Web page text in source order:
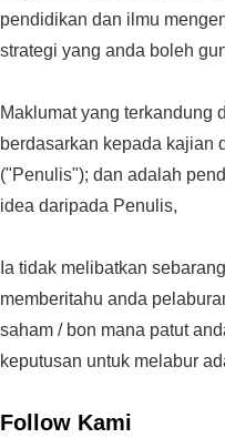
pendidikan dan ilmu
strategi yang anda boleh
Maklumat yang terkandung
berdasarkan kepada kajian
("Penulis"); dan adalah
idea daripada Penulis,
Ia tidak melibatkan
memberitahu anda
saham / bon mana patut
keputusan untuk melabur
Follow Kami